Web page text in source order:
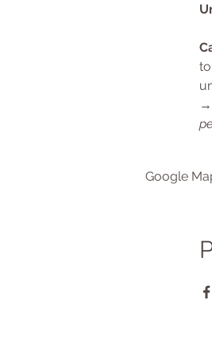
→
Google